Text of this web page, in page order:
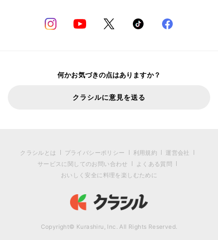
何かお気づきの点はありますか？
クラシルに意見を送る
クラシルとは プライバシーポリシー 利用規約
運営会社
サービスに関してのお問い合わせ
よくある質問
おいしく安全に料理を楽しむために
Copyright© Kurashiru, Inc. All Rights Reserved.